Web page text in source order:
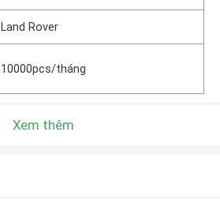
Land Rover
10000pcs/tháng
Xem thêm